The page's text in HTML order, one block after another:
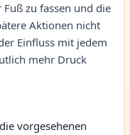
zu fassen und die
Aktionen nicht
Einfluss mit jedem
mehr Druck
vorgesehenen